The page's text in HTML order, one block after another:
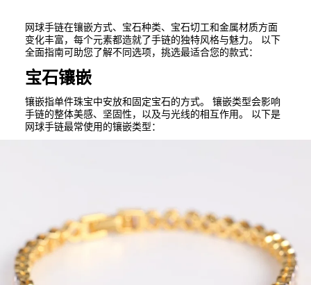
网球手链在镶嵌方式、宝石种类、宝石切工和金属材质方面
变化丰富，每个元素都造就了手链的独特风格与魅力。 以下
全面指南可助您了解不同选项，挑选最适合您的款式：
宝石镶嵌
镶嵌指单件珠宝中安放和固定宝石的方式。 镶嵌类型会影响
手链的整体美感、坚固性，以及与光线的相互作用。 以下是
网球手链最常使用的镶嵌类型：